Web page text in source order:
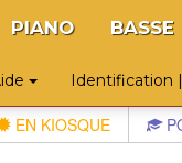
PIANO BASSE
Identification
EN KIOSQUE